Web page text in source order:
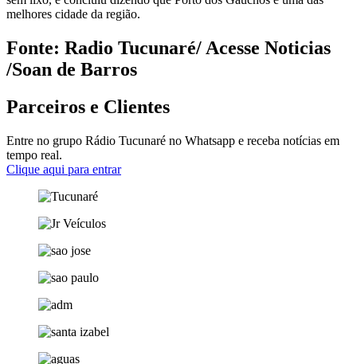
melhores cidade da região.
Fonte: Radio Tucunaré/ Acesse Noticias
/Soan de Barros
Parceiros e Clientes
Entre no grupo Rádio Tucunaré no Whatsapp e receba notícias em
tempo real.
Clique aqui para entrar